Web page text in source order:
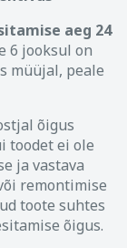
aeg 24
6 jooksul on
müüjal, peale
õigus
toodet ei ole
ja vastava
remontimise
toote suhtes
õigus.